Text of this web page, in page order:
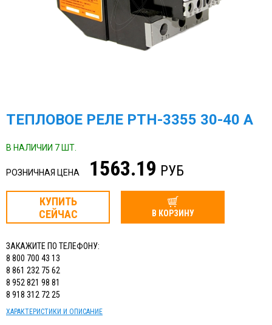
ТЕПЛОВОЕ РЕЛЕ РТН-3355 30-40 А
В НАЛИЧИИ 7 ШТ.
РОЗНИЧНАЯ ЦЕНА 1563.19 РУБ
КУПИТЬ
СЕЙЧАС
В КОРЗИНУ
ЗАКАЖИТЕ ПО ТЕЛЕФОНУ:
8 800 700 43 13
8 861 232 75 62
8 952 821 98 81
8 918 312 72 25
ХАРАКТЕРИСТИКИ И ОПИСАНИЕ